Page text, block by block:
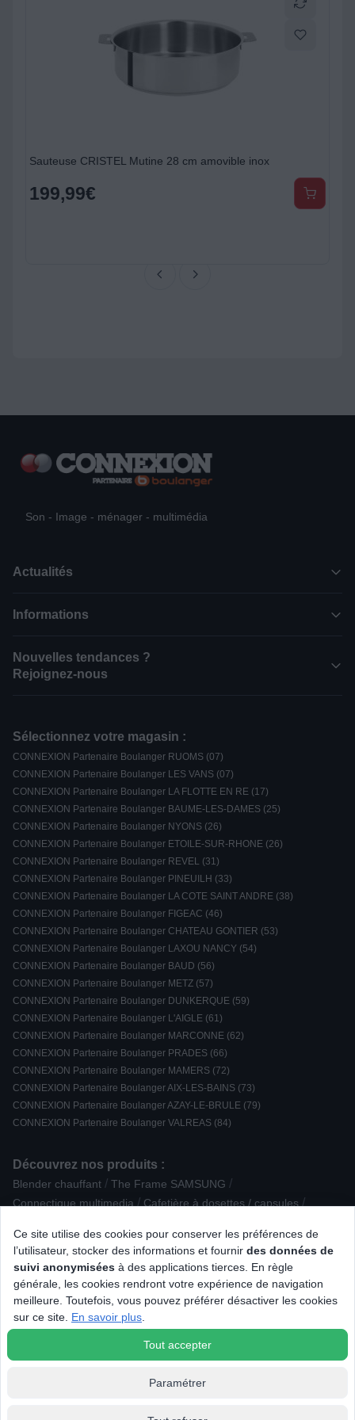
Sauteuse CRISTEL Mutine 28 cm amovible inox
199,99€
Ce site utilise des cookies pour conserver les préférences de
l’utilisateur, stocker des informations et fournir des données de
suivi anonymisées à des applications tierces. En règle
générale, les cookies rendront votre expérience de navigation
meilleure. Toutefois, vous pouvez préférer désactiver les cookies
sur ce site. En savoir plus
Tout accepter
Paramétrer
Son - Image - ménager - multimédia
Actualités
Informations
Nouvelles tendances ?
Rejoignez-nous
Sélectionnez votre magasin :
CONNEXION Partenaire Boulanger RUOMS (07)
CONNEXION Partenaire Boulanger LES VANS (07)
CONNEXION Partenaire Boulanger LA FLOTTE EN RE (17)
CONNEXION Partenaire Boulanger BAUME-LES-DAMES (25)
CONNEXION Partenaire Boulanger NYONS (26)
CONNEXION Partenaire Boulanger ETOILE-SUR-RHONE (26)
CONNEXION Partenaire Boulanger REVEL (31)
CONNEXION Partenaire Boulanger PINEUILH (33)
CONNEXION Partenaire Boulanger LA COTE SAINT ANDRE (38)
CONNEXION Partenaire Boulanger FIGEAC (46)
CONNEXION Partenaire Boulanger CHATEAU GONTIER (53)
CONNEXION Partenaire Boulanger LAXOU NANCY (54)
CONNEXION Partenaire Boulanger BAUD (56)
CONNEXION Partenaire Boulanger METZ (57)
CONNEXION Partenaire Boulanger DUNKERQUE (59)
CONNEXION Partenaire Boulanger L'AIGLE (61)
CONNEXION Partenaire Boulanger MARCONNE (62)
CONNEXION Partenaire Boulanger PRADES (66)
CONNEXION Partenaire Boulanger MAMERS (72)
CONNEXION Partenaire Boulanger AIX-LES-BAINS (73)
CONNEXION Partenaire Boulanger AZAY-LE-BRULE (79)
CONNEXION Partenaire Boulanger VALREAS (84)
Découvrez nos produits :
Blender chauffant / The Frame SAMSUNG /
Connectique multimedia / Cafetière à dosettes / capsules /
Caméra / Modem / routeur wifi Disque dur / SSD / Cafetière
Elément séparé
Cuiseur à riz / œufs Onduleur Unité centrale Mini four
Accessoire pour Drone / Casque sans fil intra-auriculaire /
Nintendo / Réfrigérateur combiné